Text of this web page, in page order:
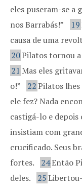
eles puseram-se a
nos Barrabás!”
19
causa de uma
20Pilatos tornou
21 Mas eles
o!”
22Pilatos lhes
ele fez? Nada
castigá-lo e depois
insistiam com
crucificado. Seus
fortes.
24Então
deles.
25